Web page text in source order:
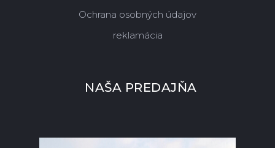
Ochrana osobných údajov
reklamácia
NAŠA PREDAJŇA